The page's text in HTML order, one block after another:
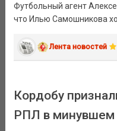
Футбольный агент
что Илью Самошникова
Лента новостей
Кордобу
РПЛ в минувшем